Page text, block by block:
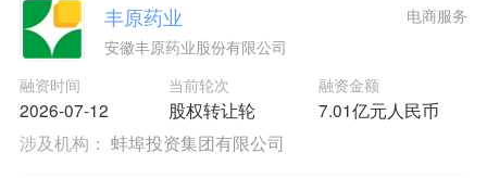
丰原药业
安徽丰原药业股份有限公司
融资时间
2026-07-12
当前轮次
股权转让轮
融资金额
7.01亿元人民币
电商服务
涉及机构： 蚌埠投资集团有限公司